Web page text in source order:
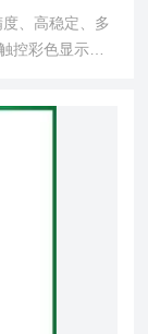
、高稳定、多
控彩色显示